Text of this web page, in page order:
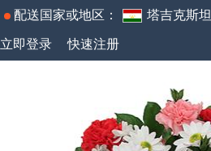
配送国家或地区：
塔吉克斯坦
立即登录
快速注册